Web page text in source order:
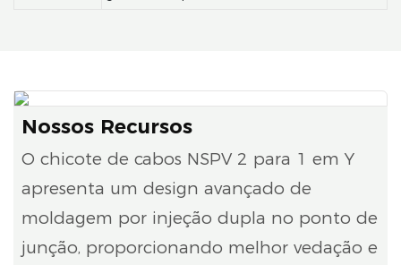
Nossos Recursos
O chicote de cabos NSPV 2 para 1 em Y
apresenta um design avançado de
moldagem por injeção dupla no ponto de
junção, proporcionando melhor vedação e